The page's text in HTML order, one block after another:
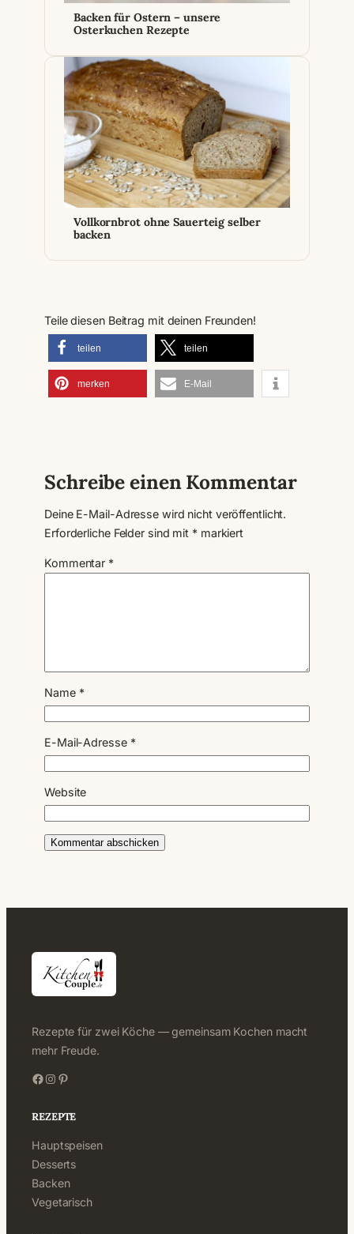
Backen für Ostern – unsere
Osterkuchen Rezepte
Vollkornbrot ohne Sauerteig selber
backen
Teile diesen Beitrag mit deinen Freunden!
teilen teilen
merken E-Mail
Schreibe einen Kommentar
Deine E-Mail-Adresse wird nicht veröffentlicht.
Erforderliche Felder sind mit *markiert
Kommentar *
Name *
E-Mail-Adresse *
Website
Rezepte für zwei Köche — gemeinsam Kochen macht
mehr Freude.
Facebook Instagram Pinterest
REZEPTE
Hauptspeisen
Desserts
Backen
Vegetarisch